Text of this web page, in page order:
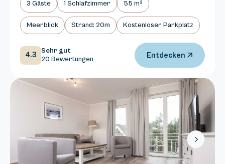
3 Gäste 1 Schlafzimmer 55 m²
Meerblick Strand: 20m Kostenloser Parkplatz
4.3
Sehr gut
20 Bewertungen
Entdecken
Next